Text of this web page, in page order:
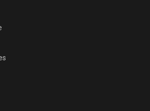
ARTEMIS LETO, ORADEA, 8